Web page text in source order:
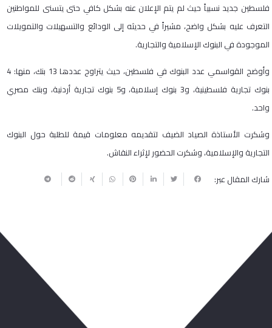
فلسطين جديد نسبياً حيث لم يتم الإعلان عنه بشكل كافي حتى يتسنى للمواطنين
التعرف عليه بشكل واضح، مشيراً في حديثه إلى الودائع والتسهيلات والتمويلات
الموجودة في البنوك الإسلامية والتجارية.
وأوضح القواسمي عدد البنوك في فلسطين، حيث يتراوح عددها 13 بنك، منها: 4
بنوك تجارية فلسطينية، و3 بنوك إسلامية، و5 بنوك تجارية أردنية، وبنك مصري
واحد.
وشكرت الأستاذة الصياد الضيف لتقديمه معلومات قيمة للطلبة حول البنوك
التجارية والإسلامية، وشكرت الحضور لإثراء النقاش.
شارك المقال عبر: